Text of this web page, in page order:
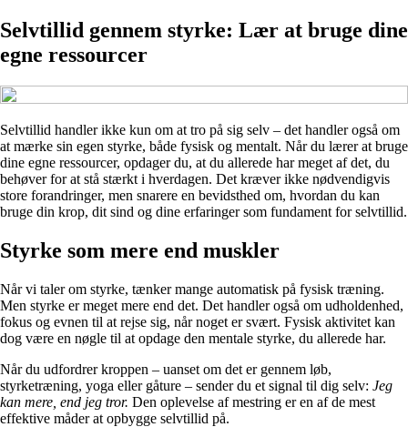
Selvtillid gennem styrke: Lær at bruge dine
egne ressourcer
Selvtillid handler ikke kun om at tro på sig selv – det handler også om
at mærke sin egen styrke, både fysisk og mentalt. Når du lærer at bruge
dine egne ressourcer, opdager du, at du allerede har meget af det, du
behøver for at stå stærkt i hverdagen. Det kræver ikke nødvendigvis
store forandringer, men snarere en bevidsthed om, hvordan du kan
bruge din krop, dit sind og dine erfaringer som fundament for selvtillid.
Styrke som mere end muskler
Når vi taler om styrke, tænker mange automatisk på fysisk træning.
Men styrke er meget mere end det. Det handler også om udholdenhed,
fokus og evnen til at rejse sig, når noget er svært. Fysisk aktivitet kan
dog være en nøgle til at opdage den mentale styrke, du allerede har.
Når du udfordrer kroppen – uanset om det er gennem løb,
styrketræning, yoga eller gåture – sender du et signal til dig selv: Jeg
kan mere, end jeg tror. Den oplevelse af mestring er en af de mest
effektive måder at opbygge selvtillid på.